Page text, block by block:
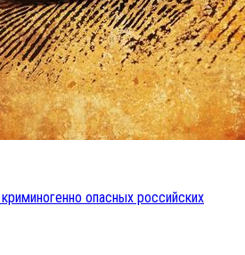
опасных российских